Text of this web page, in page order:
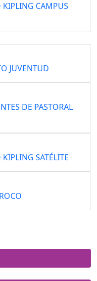
KIPLING CAMPUS
JUVENTUD
DE PASTORAL
SATÉLITE